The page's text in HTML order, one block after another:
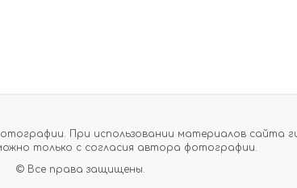
При использовании материалов сайта
только с согласия автора фотографии.
© Все права защищены.